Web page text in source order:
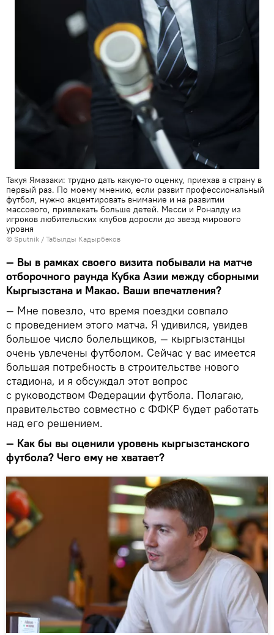
Такуя Ямазаки: трудно дать какую-то оценку, приехав в страну в
первый раз. По моему мнению, если развит профессиональный
футбол, нужно акцентировать внимание и на развитии
массового, привлекать больше детей. Месси и Роналду из
игроков любительских клубов доросли до звезд мирового
уровня
© Sputnik / Табылды Кадырбеков
— Вы в рамках своего визита побывали на матче
отборочного раунда Кубка Азии между сборными
Кыргызстана и Макао. Ваши впечатления?
— Мне повезло, что время поездки совпало
с проведением этого матча. Я удивился, увидев
большое число болельщиков, — кыргызстанцы
очень увлечены футболом. Сейчас у вас имеется
большая потребность в строительстве нового
стадиона, и я обсуждал этот вопрос
с руководством Федерации футбола. Полагаю,
правительство совместно с ФФКР будет работать
над его решением.
— Как бы вы оценили уровень кыргызстанского
футбола? Чего ему не хватает?